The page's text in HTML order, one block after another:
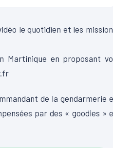
le quotidien et les
en proposant
de la gendarmerie
par des « goodies »